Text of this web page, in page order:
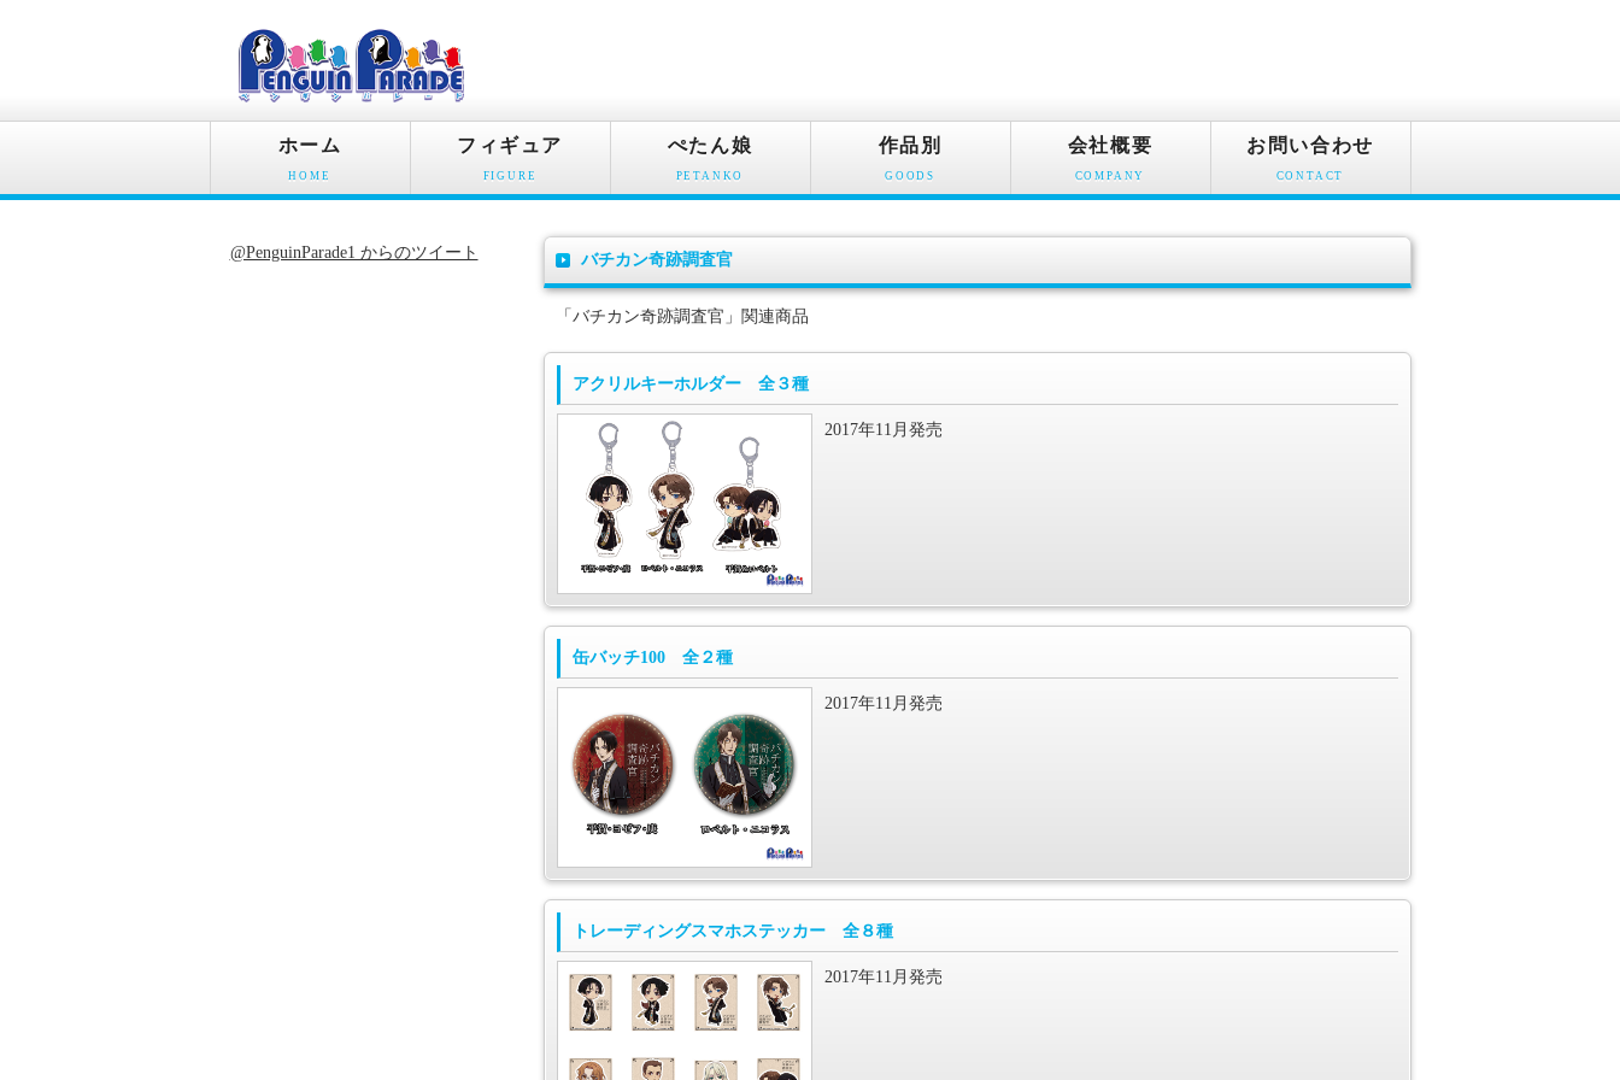
ホーム
HOME
フィギュア
FIGURE
ぺたん娘
PETANKO
作品別
GOODS
会社概要
COMPANY
お問い合わせ
CONTACT
バチカン奇跡調査官
「バチカン奇跡調査官」関連商品
アクリルキーホルダー 全３種
2017年11月発売
缶バッチ100 全２種
2017年11月発売
トレーディングスマホステッカー 全８種
2017年11月発売
@PenguinParade1 からのツイート